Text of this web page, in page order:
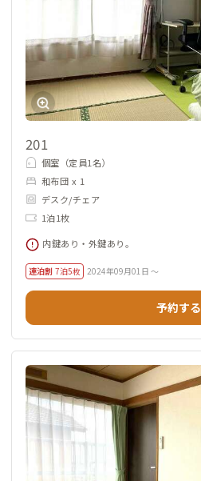
201
個室（定員1名）
和布団 x 1
デスク/チェア
1泊1枚
内鍵あり・外鍵あり。
連泊割 7泊5枚 2024年09月01日 ～
予約する